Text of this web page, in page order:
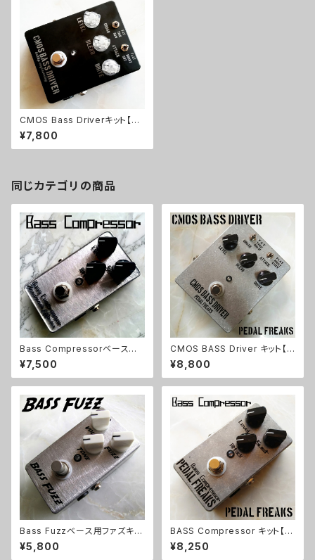
CMOS Bass Driverキット【BA
SIC KIT】
¥7,800
同じカテゴリの商品
Bass Compressorベース用
コンプ【BASIC KIT】
¥7,500
CMOS BASS Driver キット【P
EDAL FREAKS】
¥8,800
Bass Fuzzベース用ファズキッ
ト【BASIC KIT】
¥5,800
BASS Compressor キット【P
EDAL FREAKS】
¥8,250